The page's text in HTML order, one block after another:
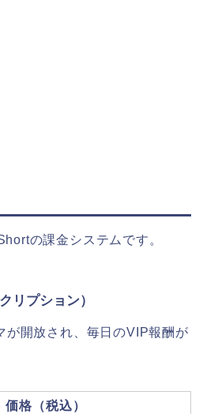
の課金システムです。
リプション）
が開放され、毎日のVIP報酬が
価格（税込）